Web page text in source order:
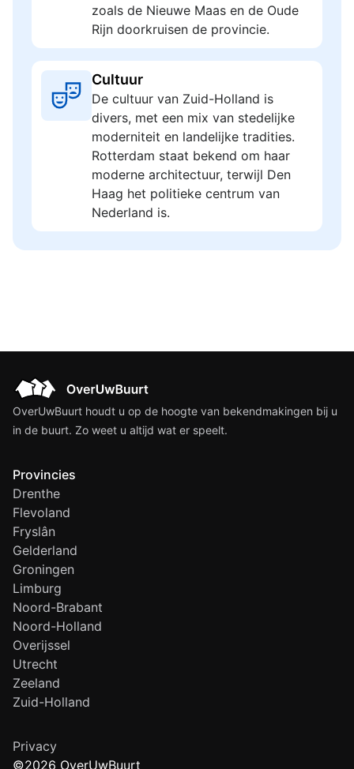
zoals de Nieuwe Maas en de Oude
Rijn doorkruisen de provincie.
Cultuur
De cultuur van Zuid-Holland is
divers, met een mix van stedelijke
moderniteit en landelijke tradities.
Rotterdam staat bekend om haar
moderne architectuur, terwijl Den
Haag het politieke centrum van
Nederland is.
OverUwBuurt houdt u op de hoogte van bekendmakingen bij u
in de buurt. Zo weet u altijd wat er speelt.
Provincies
Drenthe
Flevoland
Fryslân
Gelderland
Groningen
Limburg
Noord-Brabant
Noord-Holland
Overijssel
Utrecht
Zeeland
Zuid-Holland
Privacy
©2026 OverUwBuurt